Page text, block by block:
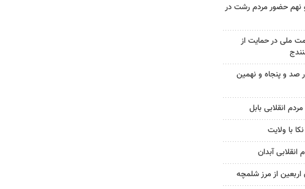
نهم حضور مردم رشت در
ملی در حمایت از
صد و پنجاه و نهمین
انقلابی بابل
با ولایت
انقلابی آبدان
اربعین از مرز شلمچه